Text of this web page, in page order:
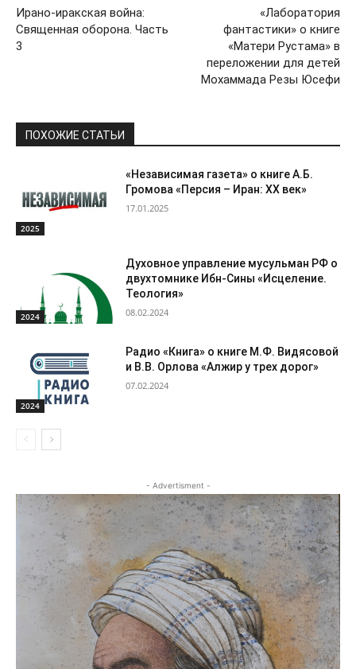
Ирано-иракская война:
Священная оборона. Часть
3
«Лаборатория
фантастики» о книге
«Матери Рустама» в
переложении для детей
Мохаммада Резы Юсефи
ПОХОЖИЕ СТАТЬИ
2025
«Независимая газета» о книге А.Б.
Громова «Персия – Иран: ХХ век»
17.01.2025
2024
Духовное управление мусульман РФ о
двухтомнике Ибн-Сины «Исцеление.
Теология»
08.02.2024
2024
Радио «Книга» о книге М.Ф. Видясовой
и В.В. Орлова «Алжир у трех дорог»
07.02.2024
- Advertisment -